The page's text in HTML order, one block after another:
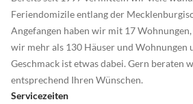
Feriendomizile entlang der
Angefangen haben wir mit 17
wir mehr als 130 Häuser und Wohnungen
Geschmack ist etwas dabei. Gern beraten
entsprechend Ihren Wünschen.
Servicezeiten